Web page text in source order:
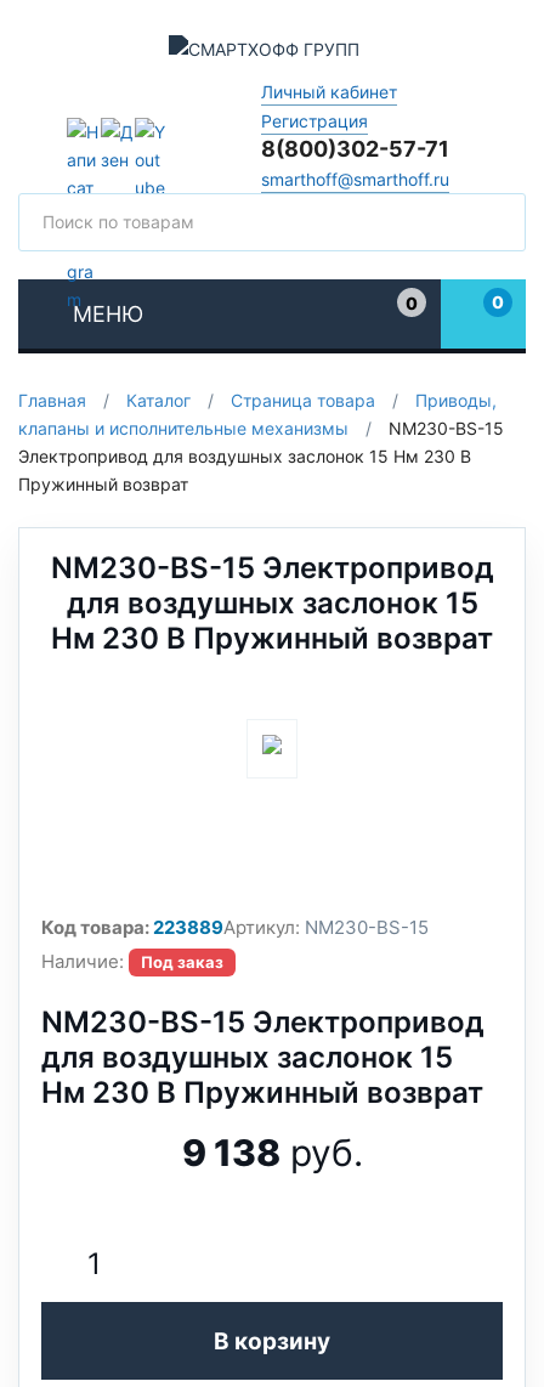
Личный кабинет
Регистрация
8(800)302-57-71
smarthoff@smarthoff.ru
МЕНЮ
0
0
Главная / Каталог / Страница товара /
Приводы,
клапаны и исполнительные механизмы
/
NM230-BS-15
Электропривод для воздушных заслонок 15 Нм 230 В
Пружинный возврат
NM230-BS-15 Электропривод
для воздушных заслонок 15
Нм 230 В Пружинный возврат
Код товара:223889Артикул: NM230-BS-15
Наличие:
Под заказ
NM230-BS-15 Электропривод
для воздушных заслонок 15
Нм 230 В Пружинный возврат
9 138 руб.
В корзину